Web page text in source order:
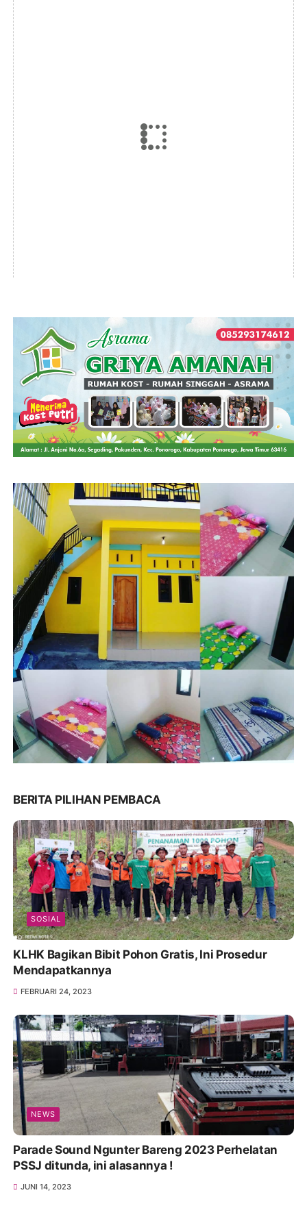
BERITA PILIHAN PEMBACA
SOSIAL
KLHK Bagikan Bibit Pohon Gratis, Ini Prosedur
Mendapatkannya
FEBRUARI 24, 2023
NEWS
Parade Sound Ngunter Bareng 2023 Perhelatan
PSSJ ditunda, ini alasannya !
JUNI 14, 2023